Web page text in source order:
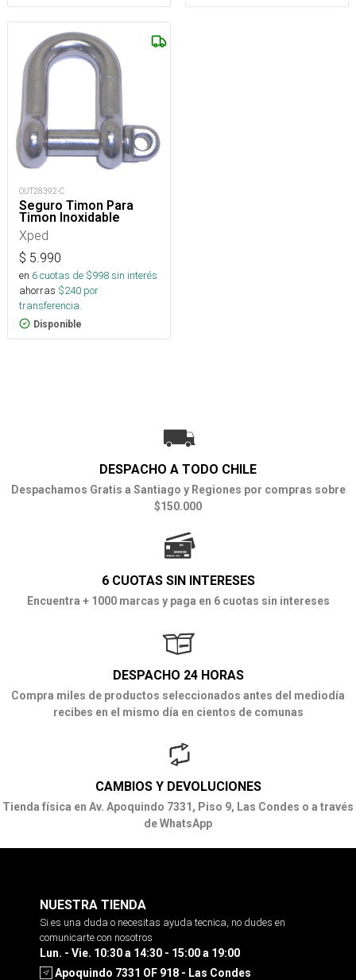
OUT28392-C
Seguro Timon Para
Timon Inoxidable
Xped
$ 5.990
en 6cuotas de $998sin interés
ahorras $240 por
transferencia.
Disponible
DESPACHO A TODO CHILE
Despachamos Gratis a Santiago y Regiones por compras sobre
$150.000
6 CUOTAS SIN INTERESES
Encuentra + 1000 marcas y paga en 6 cuotas sin intereses
DESPACHO 24 HORAS
Compra miles de productos seleccionados antes del mediodía
recibes en el mismo día en cientos de comunas
CAMBIOS Y DEVOLUCIONES
Tienda física en Av. Apoquindo 7331, Piso 9, Las Condes o a través
de WhatsApp
NUESTRA TIENDA
Si es una duda o necesitas ayuda tecnica, no dudes en
comunicarte con nosotros
Lun. - Vie. 10:30 a 14:30 - 15:00 a 19:00
Apoquindo 7331 OF 918 - Las Condes